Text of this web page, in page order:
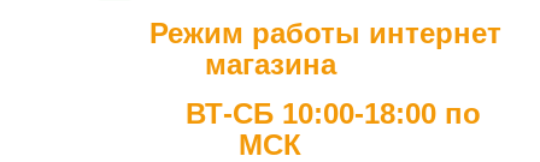
Режим работы интернет
магазина
ВТ-СБ 10:00-18:00 по
МСК